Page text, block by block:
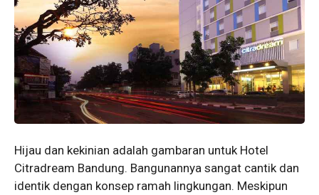
Hijau dan kekinian adalah gambaran untuk Hotel
Citradream Bandung. Bangunannya sangat cantik dan
identik dengan konsep ramah lingkungan. Meskipun